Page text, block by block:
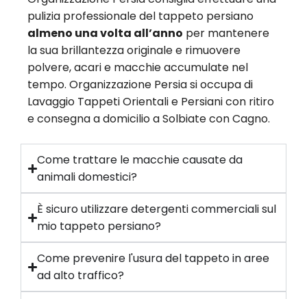
pulizia professionale del tappeto persiano
almeno una volta all’anno per mantenere
la sua brillantezza originale e rimuovere
polvere, acari e macchie accumulate nel
tempo. Organizzazione Persia si occupa di
Lavaggio Tappeti Orientali e Persiani con ritiro
e consegna a domicilio a Solbiate con Cagno.
Come trattare le macchie causate da
animali domestici?
È sicuro utilizzare detergenti commerciali sul
mio tappeto persiano?
Come prevenire l'usura del tappeto in aree
ad alto traffico?